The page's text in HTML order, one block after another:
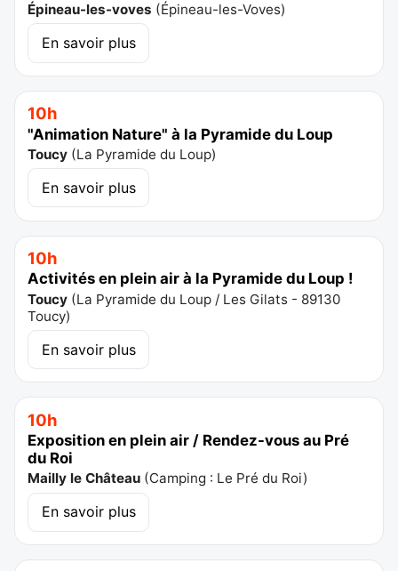
Épineau-les-voves (Épineau-les-Voves)
En savoir plus
10h
"Animation Nature" à la Pyramide du Loup
Toucy (La Pyramide du Loup)
En savoir plus
10h
Activités en plein air à la Pyramide du Loup !
Toucy (La Pyramide du Loup / Les Gilats - 89130
Toucy)
En savoir plus
10h
Exposition en plein air / Rendez-vous au Pré
du Roi
Mailly le Château (Camping : Le Pré du Roi)
En savoir plus